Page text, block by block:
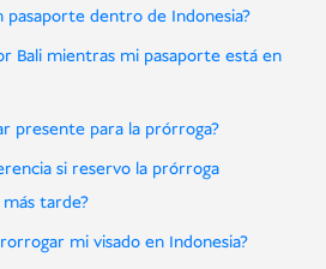
pasaporte dentro de Indonesia?
Bali mientras mi pasaporte está en
presente para la prórroga?
si reservo la prórroga
tarde?
mi visado en Indonesia?